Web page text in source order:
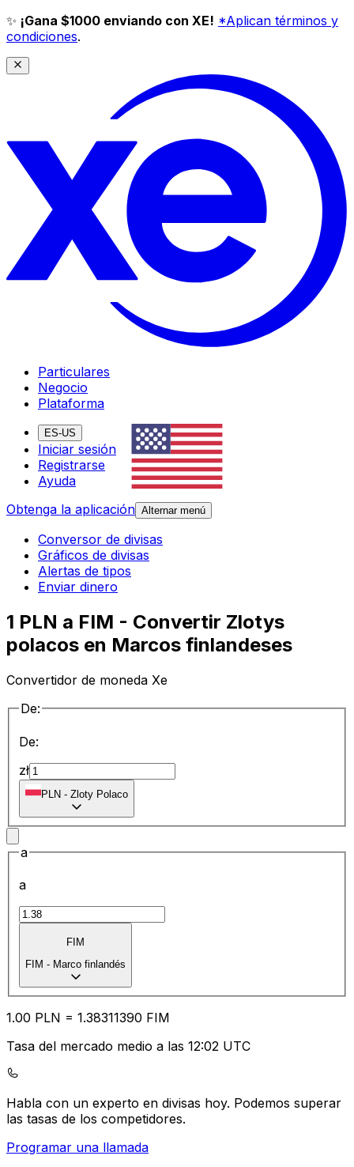
✨ ¡Gana $1000 enviando con XE! *Aplican términos y
condiciones.
Particulares
Negocio
Plataforma
ES-US
Iniciar sesión
Registrarse
Ayuda
Obtenga la aplicación Alternar menú
Conversor de divisas
Gráficos de divisas
Alertas de tipos
Enviar dinero
1 PLN a FIM - Convertir Zlotys
polacos en Marcos finlandeses
Convertidor de moneda Xe
De:
De:
zł
PLN - Zloty Polaco
a
a
FIM
FIM - Marco finlandés
1.00 PLN = 1.38311390 FIM
Tasa del mercado medio a las 12:02 UTC
Habla con un experto en divisas hoy. Podemos superar
las tasas de los competidores.
Programar una llamada